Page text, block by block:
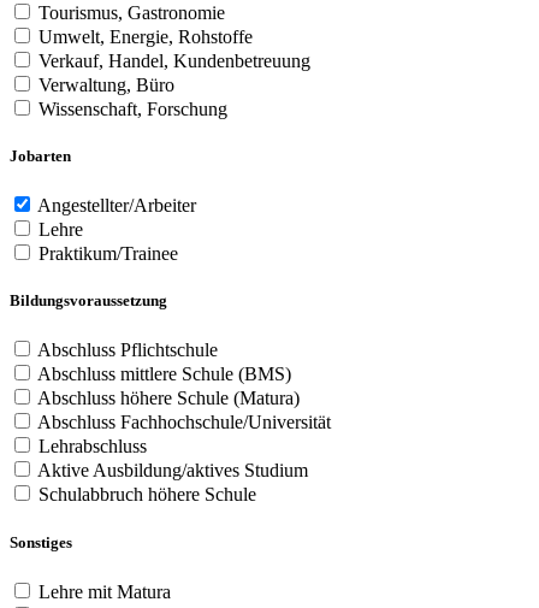
Tourismus, Gastronomie
Umwelt, Energie, Rohstoffe
Verkauf, Handel, Kundenbetreuung
Verwaltung, Büro
Wissenschaft, Forschung
Jobarten
Angestellter/Arbeiter
Lehre
Praktikum/Trainee
Bildungsvoraussetzung
Abschluss Pflichtschule
Abschluss mittlere Schule (BMS)
Abschluss höhere Schule (Matura)
Abschluss Fachhochschule/Universität
Lehrabschluss
Aktive Ausbildung/aktives Studium
Schulabbruch höhere Schule
Sonstiges
Lehre mit Matura